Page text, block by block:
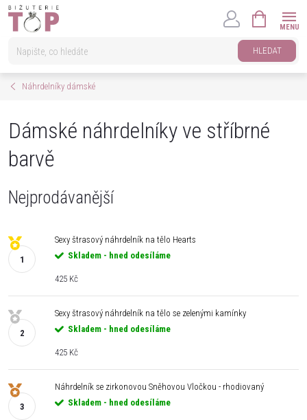
Přejít
HLEDAT
KOŠÍK
Náhrdelníky dámské
Dámské náhrdelníky ve stříbrné
barvě
Nejprodávanější
Sexy štrasový náhrdelník na tělo Hearts
Skladem - hned odesíláme
425 Kč
Sexy štrasový náhrdelník na tělo se zelenými kamínky
Skladem - hned odesíláme
425 Kč
Náhrdelník se zirkonovou Sněhovou Vločkou - rhodiovaný
Skladem - hned odesíláme